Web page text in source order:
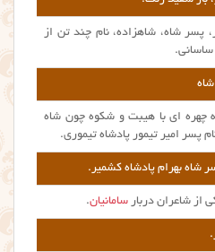
پسر شاه، شاهزاده، نام چند تن از
شاه
چهره ای با هیبت و شکوه چون شاه
پسر امیر تیمور پادشاه تیموری.
شاه بهرام پادشاه کشمیر.
از شاعران دربار سامانیان.